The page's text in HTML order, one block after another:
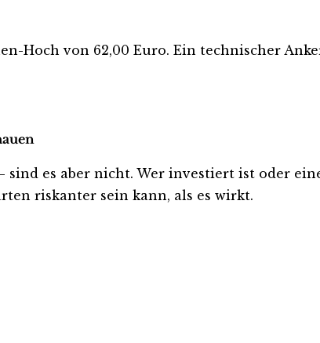
Hoch von 62,00 Euro. Ein technischer
es aber nicht. Wer investiert ist oder
riskanter sein kann, als es wirkt.